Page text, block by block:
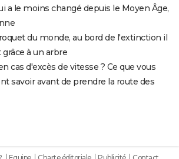
a le moins changé depuis le Moyen Âge,
du monde, au bord de l'extinction il
grâce à un arbre
cas d'excès de vitesse ? Ce que vous
savoir avant de prendre la route des